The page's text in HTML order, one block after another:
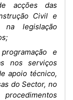
acções das
Civil e
na legislação
e
nos serviços
apoio técnico,
do Sector, no